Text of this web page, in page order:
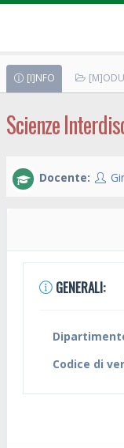
[I]NFO
Scienze
Docente:
GENERALI:
Codice di